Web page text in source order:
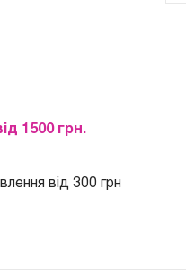
1500 грн.
від 300 грн